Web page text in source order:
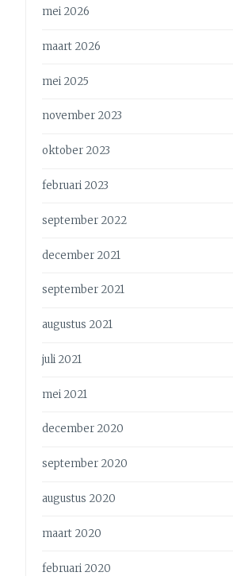
mei 2026
maart 2026
mei 2025
november 2023
oktober 2023
februari 2023
september 2022
december 2021
september 2021
augustus 2021
juli 2021
mei 2021
december 2020
september 2020
augustus 2020
maart 2020
februari 2020